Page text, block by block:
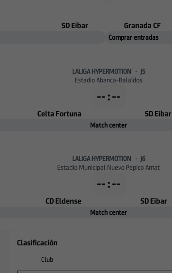
SD Eibar Granada CF
Comprar entradas
LALIGA HYPERMOTION · J5
Estadio Abanca-Balaídos
Celta Fortuna
-- : --
SD Eibar
Match center
LALIGA HYPERMOTION · J6
Estadio Municipal Nuevo Pepico Amat
CD Eldense
-- : --
SD Eibar
Match center
Clasificación
Club